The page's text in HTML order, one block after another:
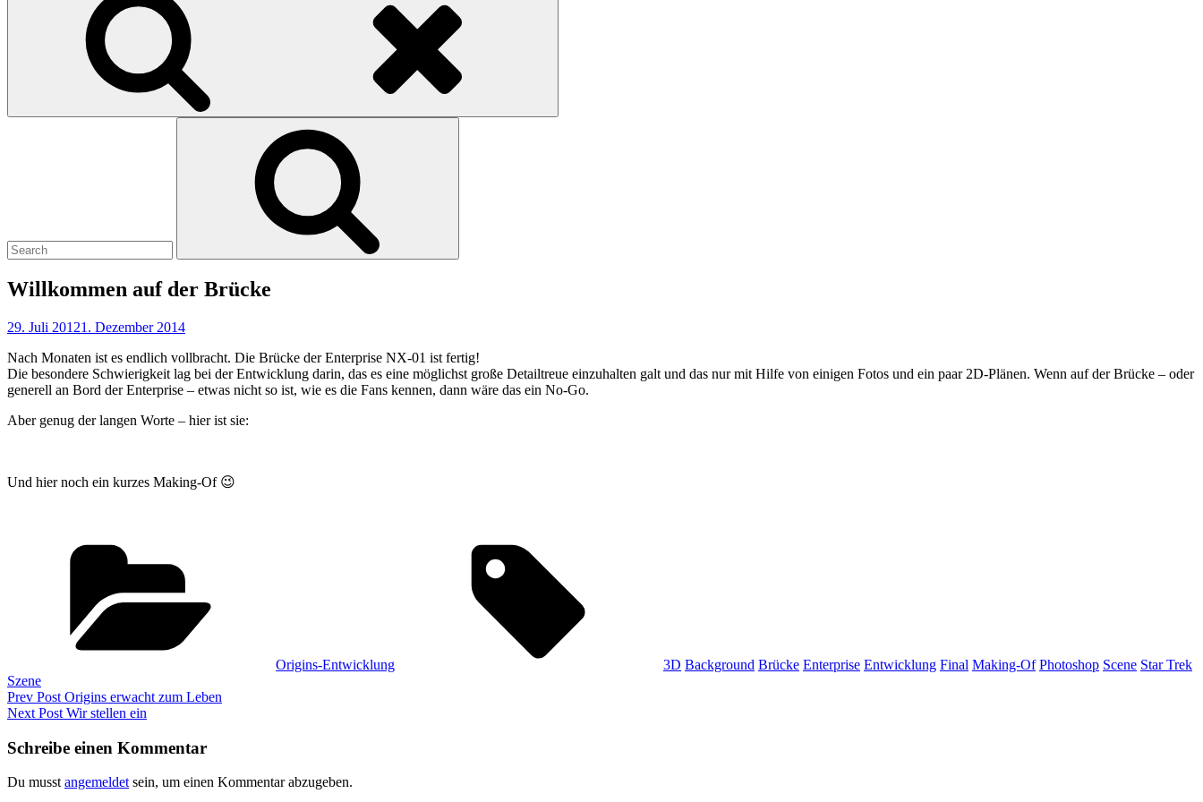
Willkommen auf der Brücke
29. Juli 20121. Dezember 2014
Nach Monaten ist es endlich vollbracht. Die Brücke der Enterprise NX-01 ist fertig!
Die besondere Schwierigkeit lag bei der Entwicklung darin, das es eine möglichst große Detailtreue einzuhalten galt und das nur mit Hilfe von einigen Fotos und ein paar 2D-Plänen. Wenn auf der Brücke – oder
generell an Bord der Enterprise – etwas nicht so ist, wie es die Fans kennen, dann wäre das ein No-Go.
Aber genug der langen Worte – hier ist sie:
Und hier noch ein kurzes Making-Of 😉
Origins-Entwicklung 3D Background Brücke Enterprise Entwicklung Final Making-Of Photoshop Scene Star Trek
Szene
Beitragsnavigation
Previous
Post
Prev Post Origins erwacht zum Leben
Next
Next Post Wir stellen ein
Schreibe einen Kommentar
Du musst angemeldet sein, um einen Kommentar abzugeben.